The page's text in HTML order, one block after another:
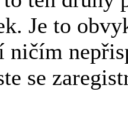
Je to
ničím
se